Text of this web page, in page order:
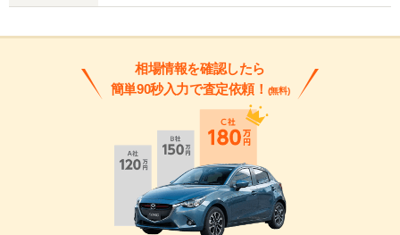
相場情報を確認したら
簡単90秒入力で査定依頼！ (無料)